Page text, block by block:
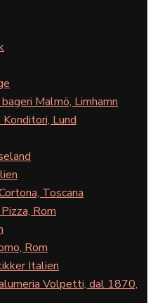
Malmö, Limhamn
Lund
Toscana
Rom
Rom
Italien
Volpetti, dal 1870,